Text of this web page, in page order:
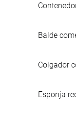
Balde
Colgador
Esponja